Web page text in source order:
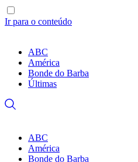
Ir para o conteúdo
ABC
América
Bonde do Barba
Últimas
ABC
América
Bonde do Barba